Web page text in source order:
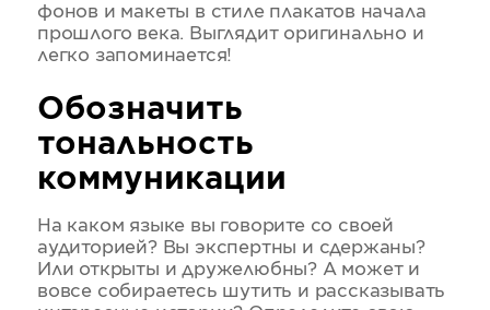
фонов и макеты в стиле плакатов начала
прошлого века. Выглядит оригинально и
легко запоминается!
Обозначить
тональность
коммуникации
На каком языке вы говорите со своей
аудиторией? Вы экспертны и сдержаны?
Или открыты и дружелюбны? А может и
вовсе собираетесь шутить и рассказывать